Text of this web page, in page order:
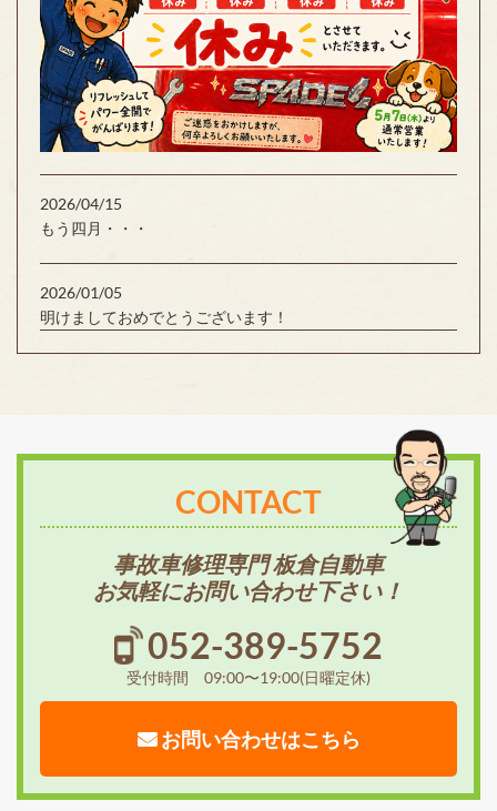
2026/04/15
もう四月・・・
2026/01/05
明けましておめでとうございます！
CONTACT
事故車修理専門 板倉自動車
お気軽にお問い合わせ下さい！
052-389-5752
受付時間 09:00〜19:00(日曜定休)
お問い合わせはこちら